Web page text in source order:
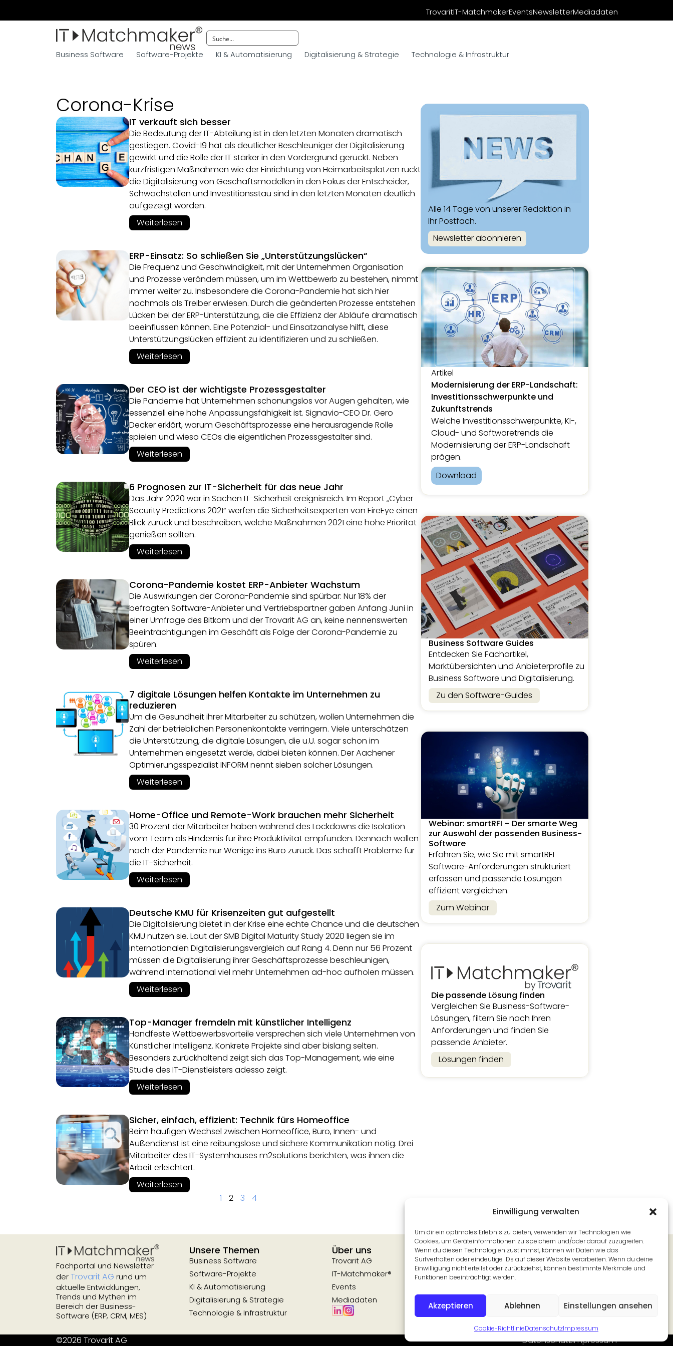
Einwilligung verwalten
Um dir ein optimales Erlebnis zu bieten, verwenden wir Technologien wie
Cookies, um Geräteinformationen zu speichern und/oder darauf zuzugreifen.
Wenn du diesen Technologien zustimmst, können wir Daten wie das
Surfverhalten oder eindeutige IDs auf dieser Website verarbeiten. Wenn du deine
Einwilligung nicht erteilst oder zurückziehst, können bestimmte Merkmale und
Funktionen beeinträchtigt werden.
Akzeptieren Ablehnen Einstellungen ansehen
Cookie-RichtlinieDatenschutzImpressum
TrovaritIT-MatchmakerEventsNewsletterMediadaten
Business Software Software-Projekte KI & Automatisierung Digitalisierung & Strategie Technologie & Infrastruktur
Corona-Krise
IT verkauft sich besser
Die Bedeutung der IT-Abteilung ist in den letzten Monaten dramatisch
gestiegen. Covid-19 hat als deutlicher Beschleuniger der Digitalisierung
gewirkt und die Rolle der IT stärker in den Vordergrund gerückt. Neben
kurzfristigen Maßnahmen wie der Einrichtung von Heimarbeitsplätzen rückt
die Digitalisierung von Geschäftsmodellen in den Fokus der Entscheider,
Schwachstellen und Investitionsstau sind in den letzten Monaten deutlich
aufgezeigt worden.
Weiterlesen
ERP-Einsatz: So schließen Sie „Unterstützungslücken“
Die Frequenz und Geschwindigkeit, mit der Unternehmen Organisation
und Prozesse verändern müssen, um im Wettbewerb zu bestehen, nimmt
immer weiter zu. Insbesondere die Corona-Pandemie hat sich hier
nochmals als Treiber erwiesen. Durch die geänderten Prozesse entstehen
Lücken bei der ERP-Unterstützung, die die Effizienz der Abläufe dramatisch
beeinflussen können. Eine Potenzial- und Einsatzanalyse hilft, diese
Unterstützungslücken effizient zu identifizieren und zu schließen.
Weiterlesen
Der CEO ist der wichtigste Prozessgestalter
Die Pandemie hat Unternehmen schonungslos vor Augen gehalten, wie
essenziell eine hohe Anpassungsfähigkeit ist. Signavio-CEO Dr. Gero
Decker erklärt, warum Geschäftsprozesse eine herausragende Rolle
spielen und wieso CEOs die eigentlichen Prozessgestalter sind.
Weiterlesen
6 Prognosen zur IT-Sicherheit für das neue Jahr
Das Jahr 2020 war in Sachen IT-Sicherheit ereignisreich. Im Report „Cyber
Security Predictions 2021“ werfen die Sicherheitsexperten von FireEye einen
Blick zurück und beschreiben, welche Maßnahmen 2021 eine hohe Priorität
genießen sollten.
Weiterlesen
Corona-Pandemie kostet ERP-Anbieter Wachstum
Die Auswirkungen der Corona-Pandemie sind spürbar: Nur 18% der
befragten Software-Anbieter und Vertriebspartner gaben Anfang Juni in
einer Umfrage des Bitkom und der Trovarit AG an, keine nennenswerten
Beeinträchtigungen im Geschäft als Folge der Corona-Pandemie zu
spüren.
Weiterlesen
7 digitale Lösungen helfen Kontakte im Unternehmen zu
reduzieren
Um die Gesundheit ihrer Mitarbeiter zu schützen, wollen Unternehmen die
Zahl der betrieblichen Personenkontakte verringern. Viele unterschätzen
die Unterstützung, die digitale Lösungen, die u.U. sogar schon im
Unternehmen eingesetzt werde, dabei bieten können. Der Aachener
Optimierungsspezialist INFORM nennt sieben solcher Lösungen.
Weiterlesen
Home-Office und Remote-Work brauchen mehr Sicherheit
30 Prozent der Mitarbeiter haben während des Lockdowns die Isolation
vom Team als Hindernis für ihre Produktivität empfunden. Dennoch wollen
nach der Pandemie nur Wenige ins Büro zurück. Das schafft Probleme für
die IT-Sicherheit.
Weiterlesen
Deutsche KMU für Krisenzeiten gut aufgestellt
Die Digitalisierung bietet in der Krise eine echte Chance und die deutschen
KMU nutzen sie. Laut der SMB Digital Maturity Study 2020 liegen sie im
internationalen Digitalisierungsvergleich auf Rang 4. Denn nur 56 Prozent
müssen die Digitalisierung ihrer Geschäftsprozesse beschleunigen,
während international viel mehr Unternehmen ad-hoc aufholen müssen.
Weiterlesen
Top-Manager fremdeln mit künstlicher Intelligenz
Handfeste Wettbewerbsvorteile versprechen sich viele Unternehmen von
Künstlicher Intelligenz. Konkrete Projekte sind aber bislang selten.
Besonders zurückhaltend zeigt sich das Top-Management, wie eine
Studie des IT-Dienstleisters adesso zeigt.
Weiterlesen
Sicher, einfach, effizient: Technik fürs Homeoffice
Beim häufigen Wechsel zwischen Homeoffice, Büro, Innen- und
Außendienst ist eine reibungslose und sichere Kommunikation nötig. Drei
Mitarbeiter des IT-Systemhauses m2solutions berichten, was ihnen die
Arbeit erleichtert.
Weiterlesen
1
2 3 4
Alle 14 Tage von unserer Redaktion in
Ihr Postfach.
Newsletter abonnieren
Artikel
Modernisierung der ERP-Landschaft:
Investitionsschwerpunkte und
Zukunftstrends
Welche Investitionsschwerpunkte, KI-,
Cloud- und Softwaretrends die
Modernisierung der ERP-Landschaft
prägen.
Download
Business Software Guides
Entdecken Sie Fachartikel,
Marktübersichten und Anbieterprofile zu
Business Software und Digitalisierung.
Zu den Software-Guides
Webinar: smartRFI – Der smarte Weg
zur Auswahl der passenden Business-
Software
Erfahren Sie, wie Sie mit smartRFI
Software-Anforderungen strukturiert
erfassen und passende Lösungen
effizient vergleichen.
Zum Webinar
Die passende Lösung finden
Vergleichen Sie Business-Software-
Lösungen, filtern Sie nach Ihren
Anforderungen und finden Sie
passende Anbieter.
Lösungen finden
Fachportal und Newsletter
der Trovarit AG rund um
aktuelle Entwicklungen,
Trends und Mythen im
Bereich der Business-
Software (ERP, CRM, MES)
Unsere Themen
Business Software
Software-Projekte
KI & Automatisierung
Digitalisierung & Strategie
Technologie & Infrastruktur
Über uns
Trovarit AG
IT-Matchmaker®
Events
Mediadaten
Newsletter
Alle 14 Tage aus unserer Redaktion in
Ihr Postfach.
Jetzt abonnieren
©2026 Trovarit AG DatenschutzImpressum